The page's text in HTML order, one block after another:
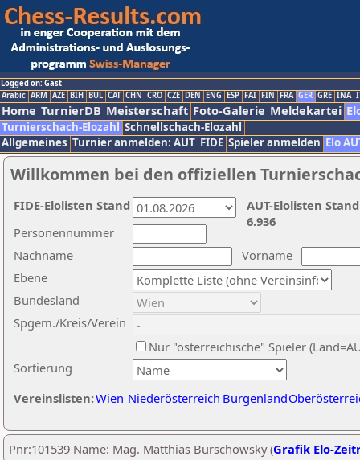
Logged on: Gast
Arabic ARM AZE BIH BUL CAT CHN CRO CZE DEN ENG ESP FAI FIN FRA GER GRE INA
Home TurnierDB Meisterschaft Foto-Galerie Meldekartei
Turnierschach-Elozahl Schnellschach-Elozahl
Allgemeines Turnier anmelden: AUT FIDE Spieler anmelden Elo
Willkommen bei den offiziellen
Nachname
Vorname
Ebene
Sortierung
Personennummer
Bundesland
Spgem./Kreis/Verein
Nur "österreichische" Spieler
Vereinslisten:Wien Niederösterreich Burgenland
AUT-Elolisten
6.936
FIDE-Elolisten Stand
Pnr:101539 Name: Mag. Matthias Burschowsky (Grafik Elo-